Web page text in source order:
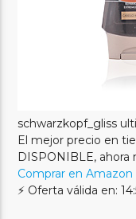
schwarzkopf_gliss
El mejor precio en
DISPONIBLE,
Comprar en Amazon
⚡ Oferta válida en: